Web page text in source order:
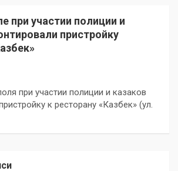
при участии полиции и
пристройку
при участии полиции и казаков
к ресторану «Казбек» (ул.